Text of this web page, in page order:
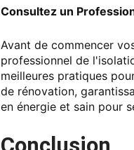
Consultez un
Avant de commencer
professionnel de
meilleures pratiques
de rénovation,
en énergie et sain pour